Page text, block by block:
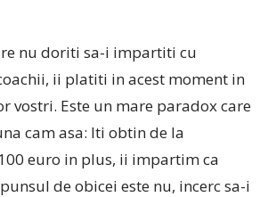
nu doriti sa-i impartiti cu
ii platiti in acest moment in
vostri. Este un mare paradox care
cam asa: Iti obtin de la
euro in plus, ii impartim ca
de obicei este nu, incerc sa-i